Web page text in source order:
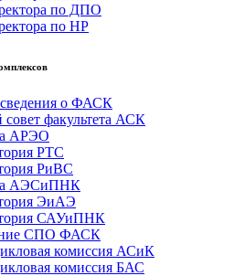
по ДПО
по НР
о ФАСК
факультета АСК
АРЭО
РТС
РиВС
АЭСиПНК
ЭиАЭ
САУиПНК
СПО ФАСК
комиссия АСиК
комиссия БАС